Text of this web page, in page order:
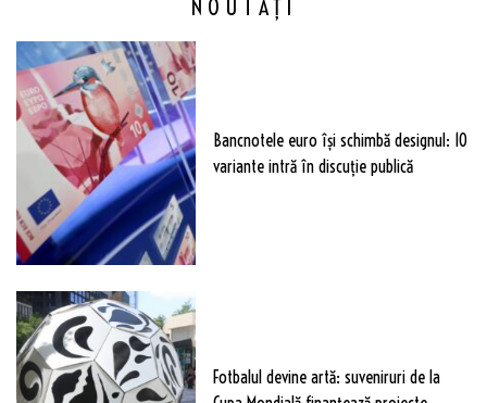
NOUTĂȚI
Bancnotele euro își schimbă designul: 10
variante intră în discuție publică
Fotbalul devine artă: suveniruri de la